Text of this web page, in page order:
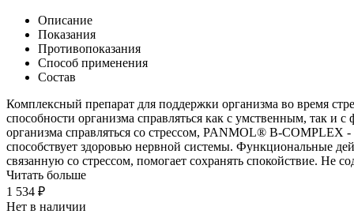
Описание
Показания
Противопоказания
Способ применения
Состав
Комплексный препарат для поддержки организма во время
способности организма справляться как с умственным, так и
организма справляться со стрессом, PANMOL® B-COMPLEX
способствует здоровью нервной системы. Функциональные
связанную со стрессом, помогает сохранять спокойствие. Не
Читать больше
1 534 ₽
Нет в наличии